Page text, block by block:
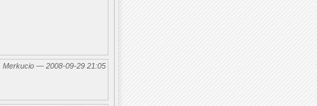
Merkucio — 2008-09-29 21:05